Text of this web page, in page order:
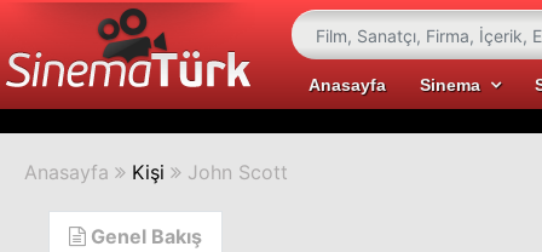
Anasayfa Sinema
Anasayfa Kişi John Scott
Genel Bakış